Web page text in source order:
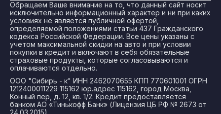
Обращаем Ваше внимание на то, что данный сайт носит
исключительно информационный характер и ни при каких
условиях не является публичной офертой,
определяемой положениями статьи 437 Гражданского
кодекса Российской Федерации. Все цены указаны с
учетом максимальной скидки на авто и при условии
покупки в кредит и включают в себя обязательные
страховые продукты, которые согласовываются и
оплачиваются отдельно.
ООО "Сибирь - к" ИНН 2462070655 КПП 770601001 ОГРН
1212400011229 115162 юр.адрес 115162, город Москва,
Конный пер, д. 12, кв. 1/2. Кредит предоставляется
банком АО «Тинькофф Банк» (Лицензия ЦБ РФ № 2673 от
24.03.2015).